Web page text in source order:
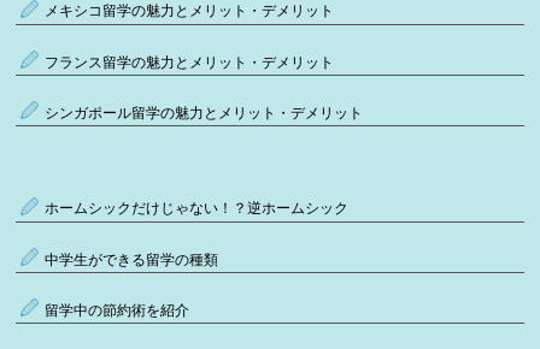
メキシコ留学の魅力とメリット・デメリット
フランス留学の魅力とメリット・デメリット
シンガポール留学の魅力とメリット・デメリット
ホームシックだけじゃない！？逆ホームシック
中学生ができる留学の種類
留学中の節約術を紹介